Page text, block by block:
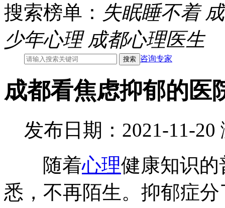
搜索榜单： 失眠睡不着
少年心理 成都心理医生
咨询专家
成都看焦虑抑郁的医
发布日期：2021-11-20
随着心理健康知识
悉，不再陌生。抑郁症